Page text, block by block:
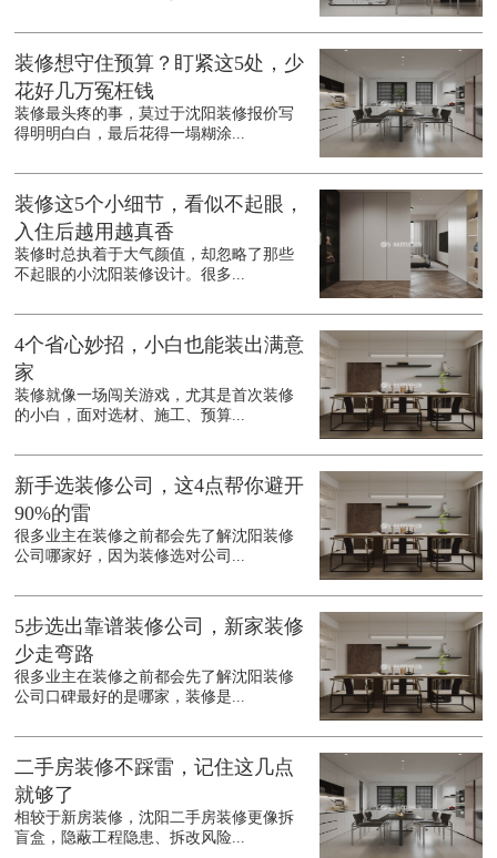
装修想守住预算？盯紧这5处，少
花好几万冤枉钱
装修最头疼的事，莫过于沈阳装修报价写
得明明白白，最后花得一塌糊涂...
装修这5个小细节，看似不起眼，
入住后越用越真香
装修时总执着于大气颜值，却忽略了那些
不起眼的小沈阳装修设计。很多...
4个省心妙招，小白也能装出满意
家
装修就像一场闯关游戏，尤其是首次装修
的小白，面对选材、施工、预算...
新手选装修公司，这4点帮你避开
90%的雷
很多业主在装修之前都会先了解沈阳装修
公司哪家好，因为装修选对公司...
5步选出靠谱装修公司，新家装修
少走弯路
很多业主在装修之前都会先了解沈阳装修
公司口碑最好的是哪家，装修是...
二手房装修不踩雷，记住这几点
就够了
相较于新房装修，沈阳二手房装修更像拆
盲盒，隐蔽工程隐患、拆改风险...